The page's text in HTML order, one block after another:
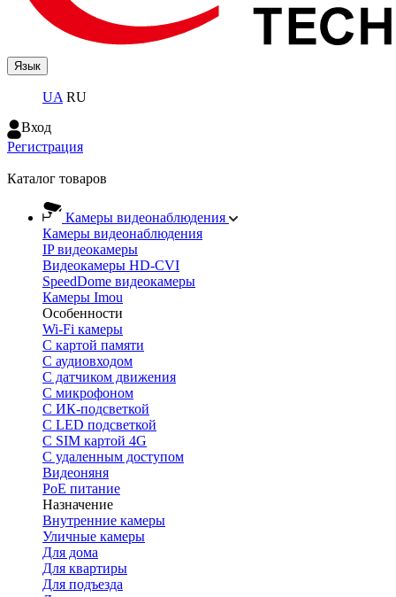
Язык
UA RU
Вход
Регистрация
Каталог товаров
Камеры видеонаблюдения
Камеры видеонаблюдения
IP видеокамеры
Видеокамеры HD-CVI
SpeedDome видеокамеры
Камеры Imou
Особенности
Wi-Fi камеры
С картой памяти
С аудиовходом
С датчиком движения
С микрофоном
С ИК-подсветкой
С LED подсветкой
C SIM картой 4G
C удаленным доступом
Видеоняня
PoE питание
Назначение
Внутренние камеры
Уличные камеры
Для дома
Для квартиры
Для подъезда